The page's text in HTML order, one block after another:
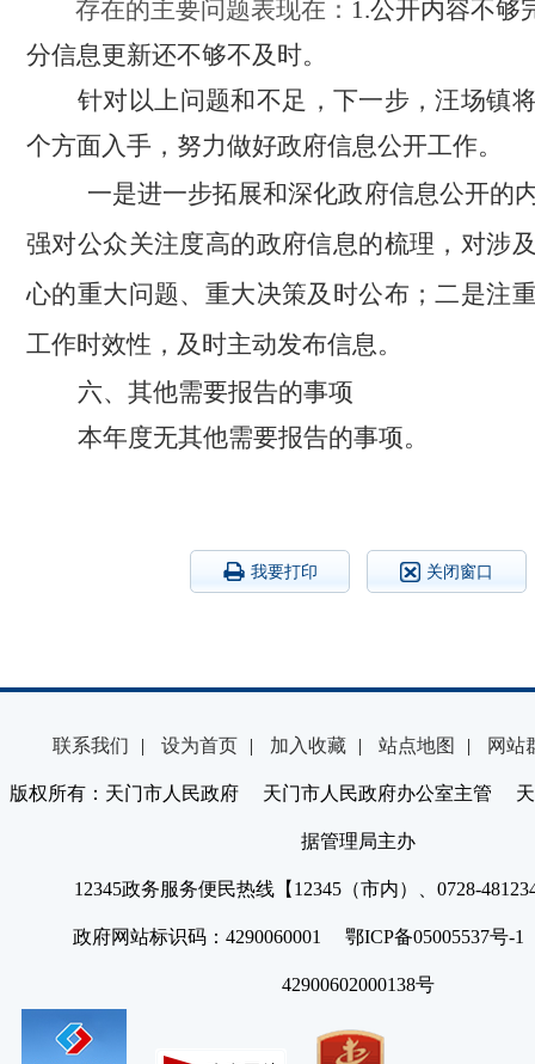
存在的主要问题表现在： 1.公开内容不够
分信息更新还不够不及时。
针对以上问题和不足，下一步，汪场镇
个方面入手，努力做好政府信息公开工作。
一是进一步拓展和深化政府信息公开的
强对公众关注度高的政府信息的梳理，对涉
心的重大问题、重大决策及时公布；二是注
工作时效性，及时主动发布信息。
六、其他需要报告的事项
本年度无其他需要报告的事项。
我要打印 关闭窗口
联系我们 | 设为首页 | 加入收藏 | 站点地图 | 网站
版权所有：天门市人民政府 天门市人民政府办公室主管 天
据管理局主办
12345政务服务便民热线【12345（市内）、0728-
政府网站标识码：4290060001 鄂ICP备05005537号
42900602000138号